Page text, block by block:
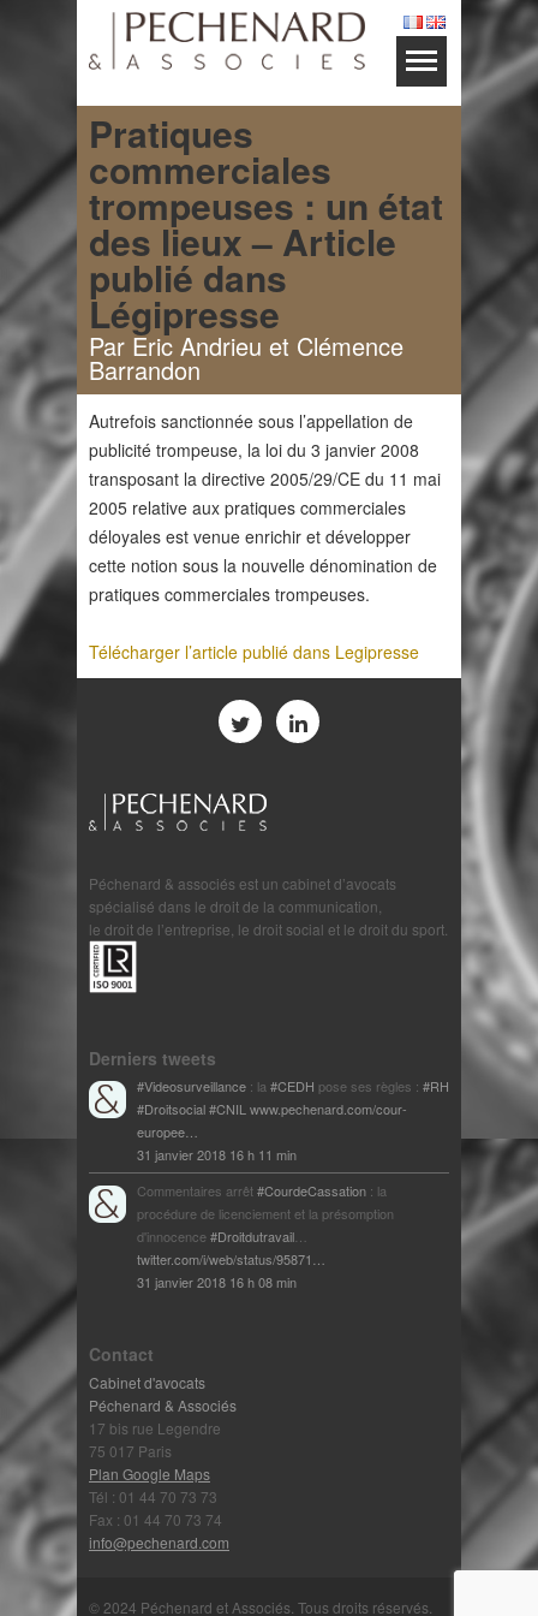
Pratiques
commerciales
trompeuses : un état
des lieux – Article
publié dans
Légipresse
Par Eric Andrieu et Clémence
Barrandon
Autrefois sanctionnée sous l’appellation de
publicité trompeuse, la loi du 3 janvier 2008
transposant la directive 2005/29/CE du 11 mai
2005 relative aux pratiques commerciales
déloyales est venue enrichir et développer
cette notion sous la nouvelle dénomination de
pratiques commerciales trompeuses.
Télécharger l’article publié dans Legipresse
Péchenard & associés est un cabinet d’avocats
spécialisé dans le droit de la communication,
le droit de l’entreprise, le droit social et le droit du sport.
Derniers tweets
#Videosurveillance : la#CEDH pose ses règles : #RH
#Droitsocial#CNILwww.pechenard.com/cour-
europee…
31 janvier 2018 16 h 11 min
Commentaires arrêt#CourdeCassation : la
procédure de licenciement et la présomption
d'innocence#Droitdutravail…
twitter.com/i/web/status/95871…
31 janvier 2018 16 h 08 min
Contact
Cabinet d'avocats
Péchenard & Associés
17 bis rue Legendre
75 017 Paris
Plan Google Maps
Tél : 01 44 70 73 73
Fax : 01 44 70 73 74
info@pechenard.com
© 2024 Péchenard et Associés. Tous droits réservés.